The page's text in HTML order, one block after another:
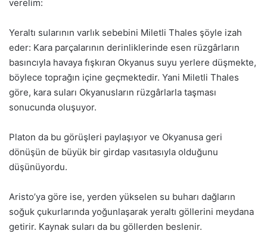
verelim:
Yeraltı sularının varlık sebebini Miletli Thales şöyle izah
eder: Kara parçalarının derinliklerinde esen rüzgârların
basıncıyla havaya fışkıran Okyanus suyu yerlere düşmekte,
böylece toprağın içine geçmektedir. Yani Miletli Thales
göre, kara suları Okyanusların rüzgârlarla taşması
sonucunda oluşuyor.
Platon da bu görüşleri paylaşıyor ve Okyanusa geri
dönüşün de büyük bir girdap vasıtasıyla olduğunu
düşünüyordu.
Aristo’ya göre ise, yerden yükselen su buharı dağların
soğuk çukurlarında yoğunlaşarak yeraltı göllerini meydana
getirir. Kaynak suları da bu göllerden beslenir.